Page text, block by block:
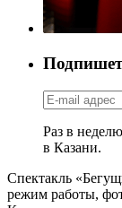
Раз в
в Казани.
Спектакль
режим работы,